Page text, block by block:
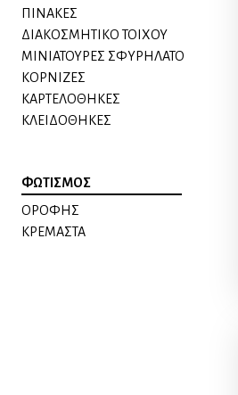
ΠΙΝΑΚΕΣ
ΔΙΑΚΟΣΜΗΤΙΚΟ ΤΟΙΧΟΥ
ΜΙΝΙΑΤΟΥΡΕΣ ΣΦΥΡΗΛΑΤΟ
ΚΟΡΝΙΖΕΣ
ΚΑΡΤΕΛΟΘΗΚΕΣ
ΚΛΕΙΔΟΘΗΚΕΣ
ΦΩΤΙΣΜΟΣ
ΟΡΟΦΗΣ
ΚΡΕΜΑΣΤΑ